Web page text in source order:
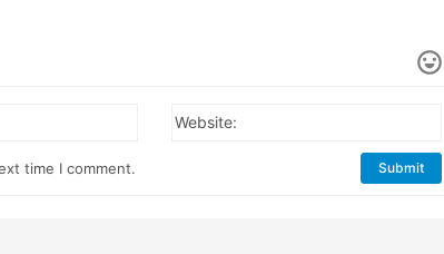
Website:
time I comment. Submit